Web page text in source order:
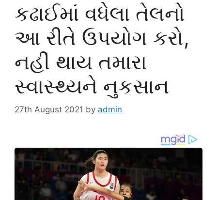
કઢાઈમાં વધેલા તેલનો
આ રીતે ઉપયોગ કરો,
નહીં થાય તમારા
સ્વાસ્થ્યને નુકસાન
27th August 2021 by admin